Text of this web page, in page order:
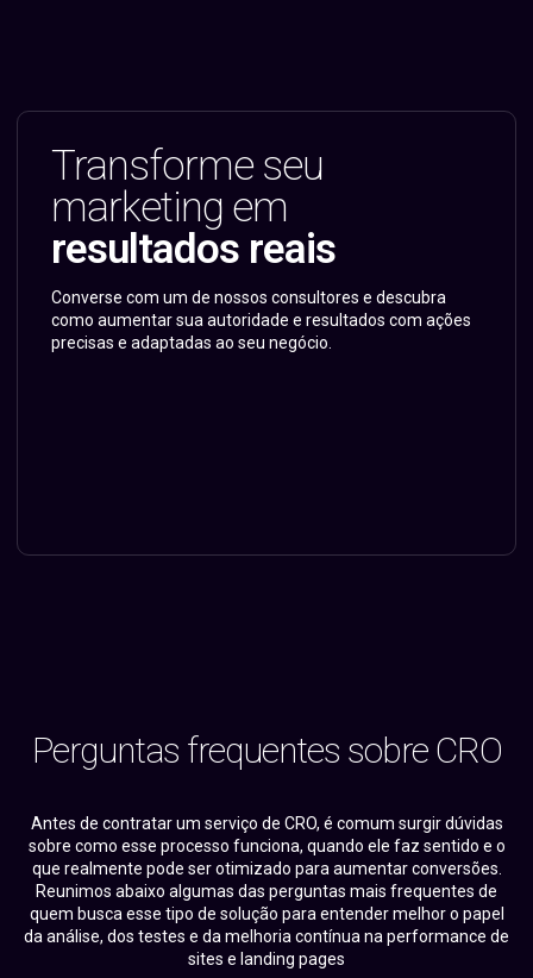
Transforme seu
marketing em
resultados reais
Converse com um de nossos consultores e descubra
como aumentar sua autoridade e resultados com ações
precisas e adaptadas ao seu negócio.
Perguntas frequentes sobre CRO
Antes de contratar um serviço de CRO, é comum surgir dúvidas
sobre como esse processo funciona, quando ele faz sentido e o
que realmente pode ser otimizado para aumentar conversões.
Reunimos abaixo algumas das perguntas mais frequentes de
quem busca esse tipo de solução para entender melhor o papel
da análise, dos testes e da melhoria contínua na performance de
sites e landing pages